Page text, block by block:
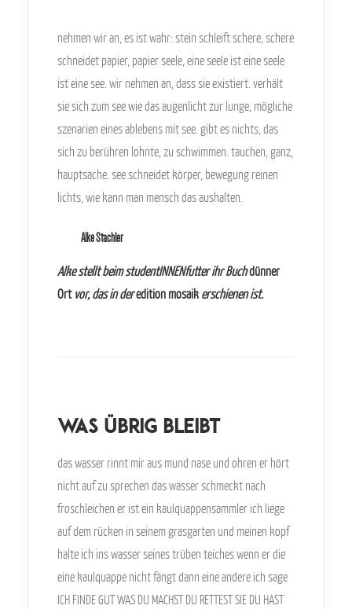
nehmen wir an, es ist wahr: stein schleift schere, schere
schneidet papier, papier seele, eine seele ist eine seele
ist eine see. wir nehmen an, dass sie existiert. verhält
sie sich zum see wie das augenlicht zur lunge, mögliche
szenarien eines ablebens mit see. gibt es nichts, das
sich zu berühren lohnte, zu schwimmen. tauchen, ganz,
hauptsache. see schneidet körper, bewegung reinen
lichts, wie kann man mensch das aushalten.
Alke Stachler
Alke stellt beim studentINNENfutter ihr Buchdünner
Ortvor, das in deredition mosaik erschienen ist.
was übrig bleibt
das wasser rinnt mir aus mund nase und ohren er hört
nicht auf zu sprechen das wasser schmeckt nach
froschleichen er ist ein kaulquappensammler ich liege
auf dem rücken in seinem grasgarten und meinen kopf
halte ich ins wasser seines trüben teiches wenn er die
eine kaulquappe nicht fängt dann eine andere ich sage
ICH FINDE GUT WAS DU MACHST DU RETTEST SIE DU HAST